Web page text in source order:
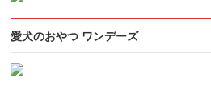
愛犬のおやつ ワンデーズ